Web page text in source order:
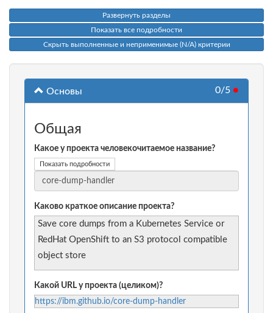
Развернуть разделы
Показать все подробности
Скрыть выполненные и неприменимые (N/A) критерии
Основы 0/5 ●
Общая
Какое у проекта человекочитаемое название?
Показать подробности
Каково краткое описание проекта?
Save core dumps from a Kubernetes Service or
RedHat OpenShift to an S3 protocol compatible
object store
Какой URL у проекта (целиком)?
https://ibm.github.io/core-dump-handler